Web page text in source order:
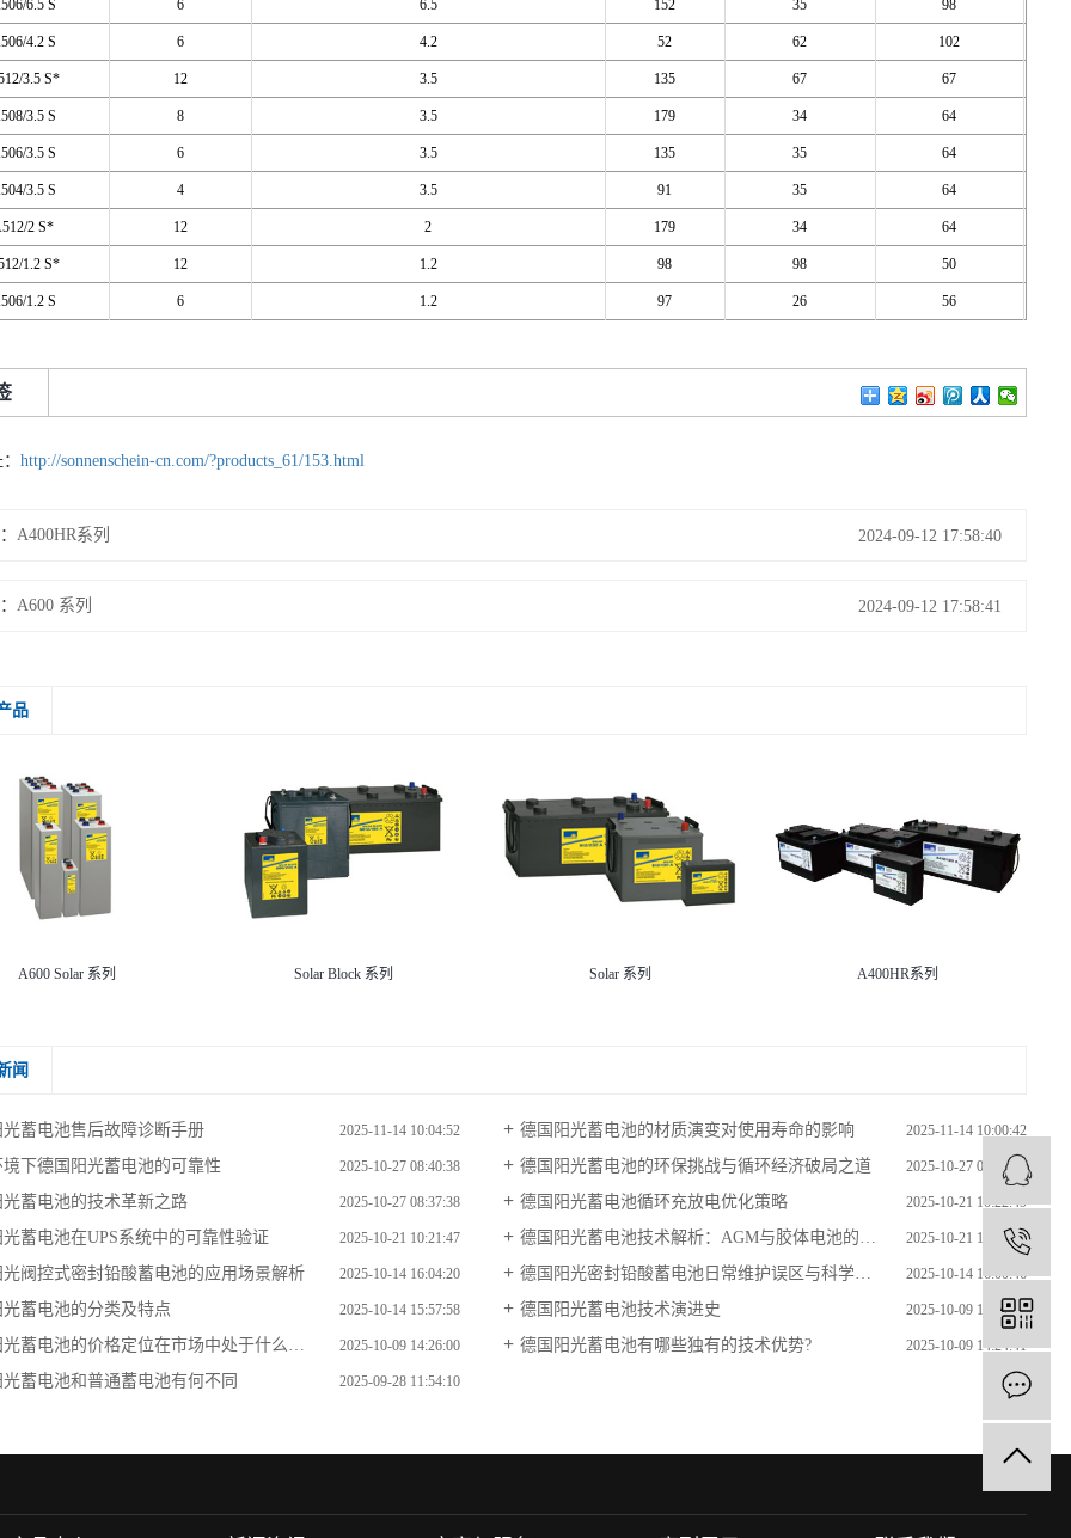
6.5 S 6 6.5 152 35 98
4.2 S 6 4.2 52 62 102
3.5 S* 12 3.5 135 67 67
3.5 S 8 3.5 179 34 64
3.5 S 6 3.5 135 35 64
3.5 S 4 3.5 91 35 64
2 S* 12 2 179 34 64
1.2 S* 12 1.2 98 98 50
1.2 S 6 1.2 97 26 56
http://sonnenschein-cn.com/?products_61/153.html
A400HR系列 2024-09-12 17:58:40
A600 系列 2024-09-12 17:58:41
品
Solar Block 系列 Solar 系列 A400HR系列 A400 FT系列
闻
蓄电池售后故障诊断手册 2025-11-14 10:04:52 德国阳光蓄电池的材质演变对使用寿命的影响 2025-11-14 10:00:42
下德国阳光蓄电池的可靠性 2025-10-27 08:40:38 德国阳光蓄电池的环保挑战与循环经济破局之道 2025-10-27 08:39:27
蓄电池的技术革新之路 2025-10-27 08:37:38 德国阳光蓄电池循环充放电优化策略 2025-10-21 10:22:49
蓄电池在UPS系统中的可靠性验证 2025-10-21 10:21:47 德国阳光蓄电池技术解析：AGM与胶体电池的核心差异 2025-10-21 10:20:49
阀控式密封铅酸蓄电池的应用场景解析 2025-10-14 16:04:20 德国阳光密封铅酸蓄电池日常维护误区与科学保养指南​ 2025-10-14 16:00:46
蓄电池的分类及特点 2025-10-14 15:57:58 德国阳光蓄电池技术演进史 2025-10-09 14:28:07
蓄电池的价格定位在市场中处于什么水平? 2025-10-09 14:26:00 德国阳光蓄电池有哪些独有的技术优势? 2025-10-09 14:24:41
蓄电池和普通蓄电池有何不同​ 2025-09-28 11:54:10